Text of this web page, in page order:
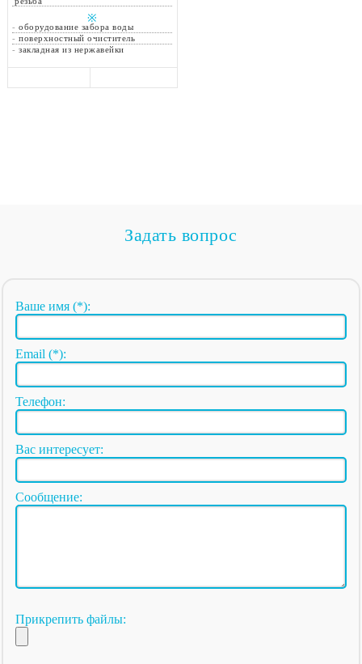
※
-оборудование забора воды
-поверхностный очиститель
-закладная из нержавейки
Задать вопрос
Ваше имя (*):
Email (*):
Телефон:
Вас интересует:
Сообщение:
Прикрепить файлы: